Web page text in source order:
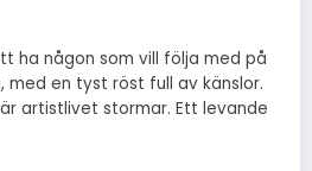
ha någon som vill följa med på
med en tyst röst full av känslor.
artistlivet stormar. Ett levande